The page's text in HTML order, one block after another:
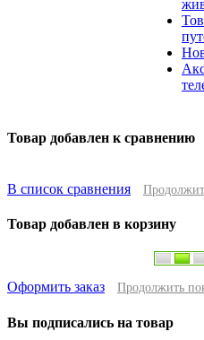
Товар добавлен к сравнению
В список сравнения
Товар добавлен в корзину
Оформить заказ Продолжить
Вы подписались на товар